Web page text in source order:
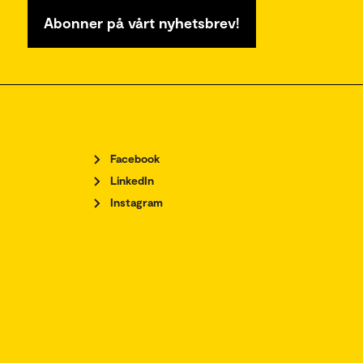
Abonner på vårt nyhetsbrev!
Facebook
LinkedIn
Instagram